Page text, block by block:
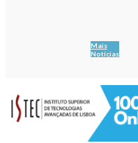
Mais
Notícias